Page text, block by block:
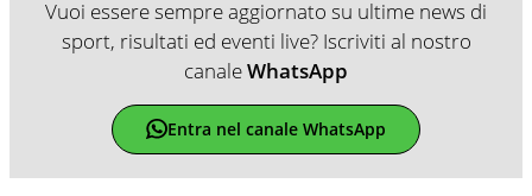
Vuoi essere sempre aggiornato su ultime news di
sport, risultati ed eventi live? Iscriviti al nostro
canaleWhatsApp
Entra nel canale WhatsApp